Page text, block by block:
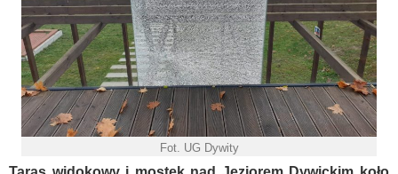
Fot. UG Dywity